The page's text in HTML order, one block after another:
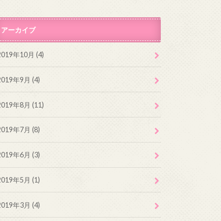
アーカイブ
年10月 (4)
年9月 (4)
年8月 (11)
年7月 (8)
年6月 (3)
年5月 (1)
年3月 (4)